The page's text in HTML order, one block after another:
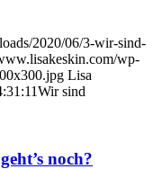
2020/06/3-wir-sind-
wp-
Lisa
Wir sind
noch?